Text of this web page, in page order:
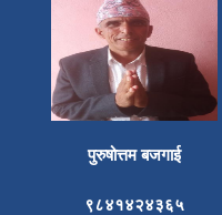
पुरुषोत्तम बजगाई
९८४१४२४३६५